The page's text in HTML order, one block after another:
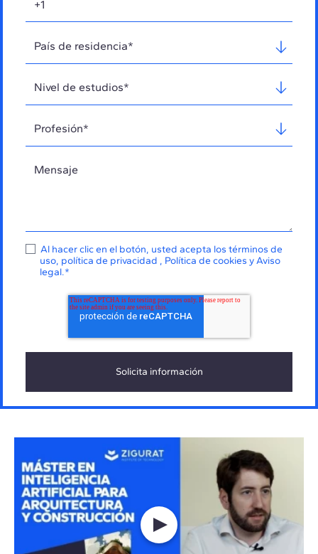
Al hacer clic en el botón, usted acepta los términos de
uso, política de privacidad , Política de cookies yAviso
legal.*